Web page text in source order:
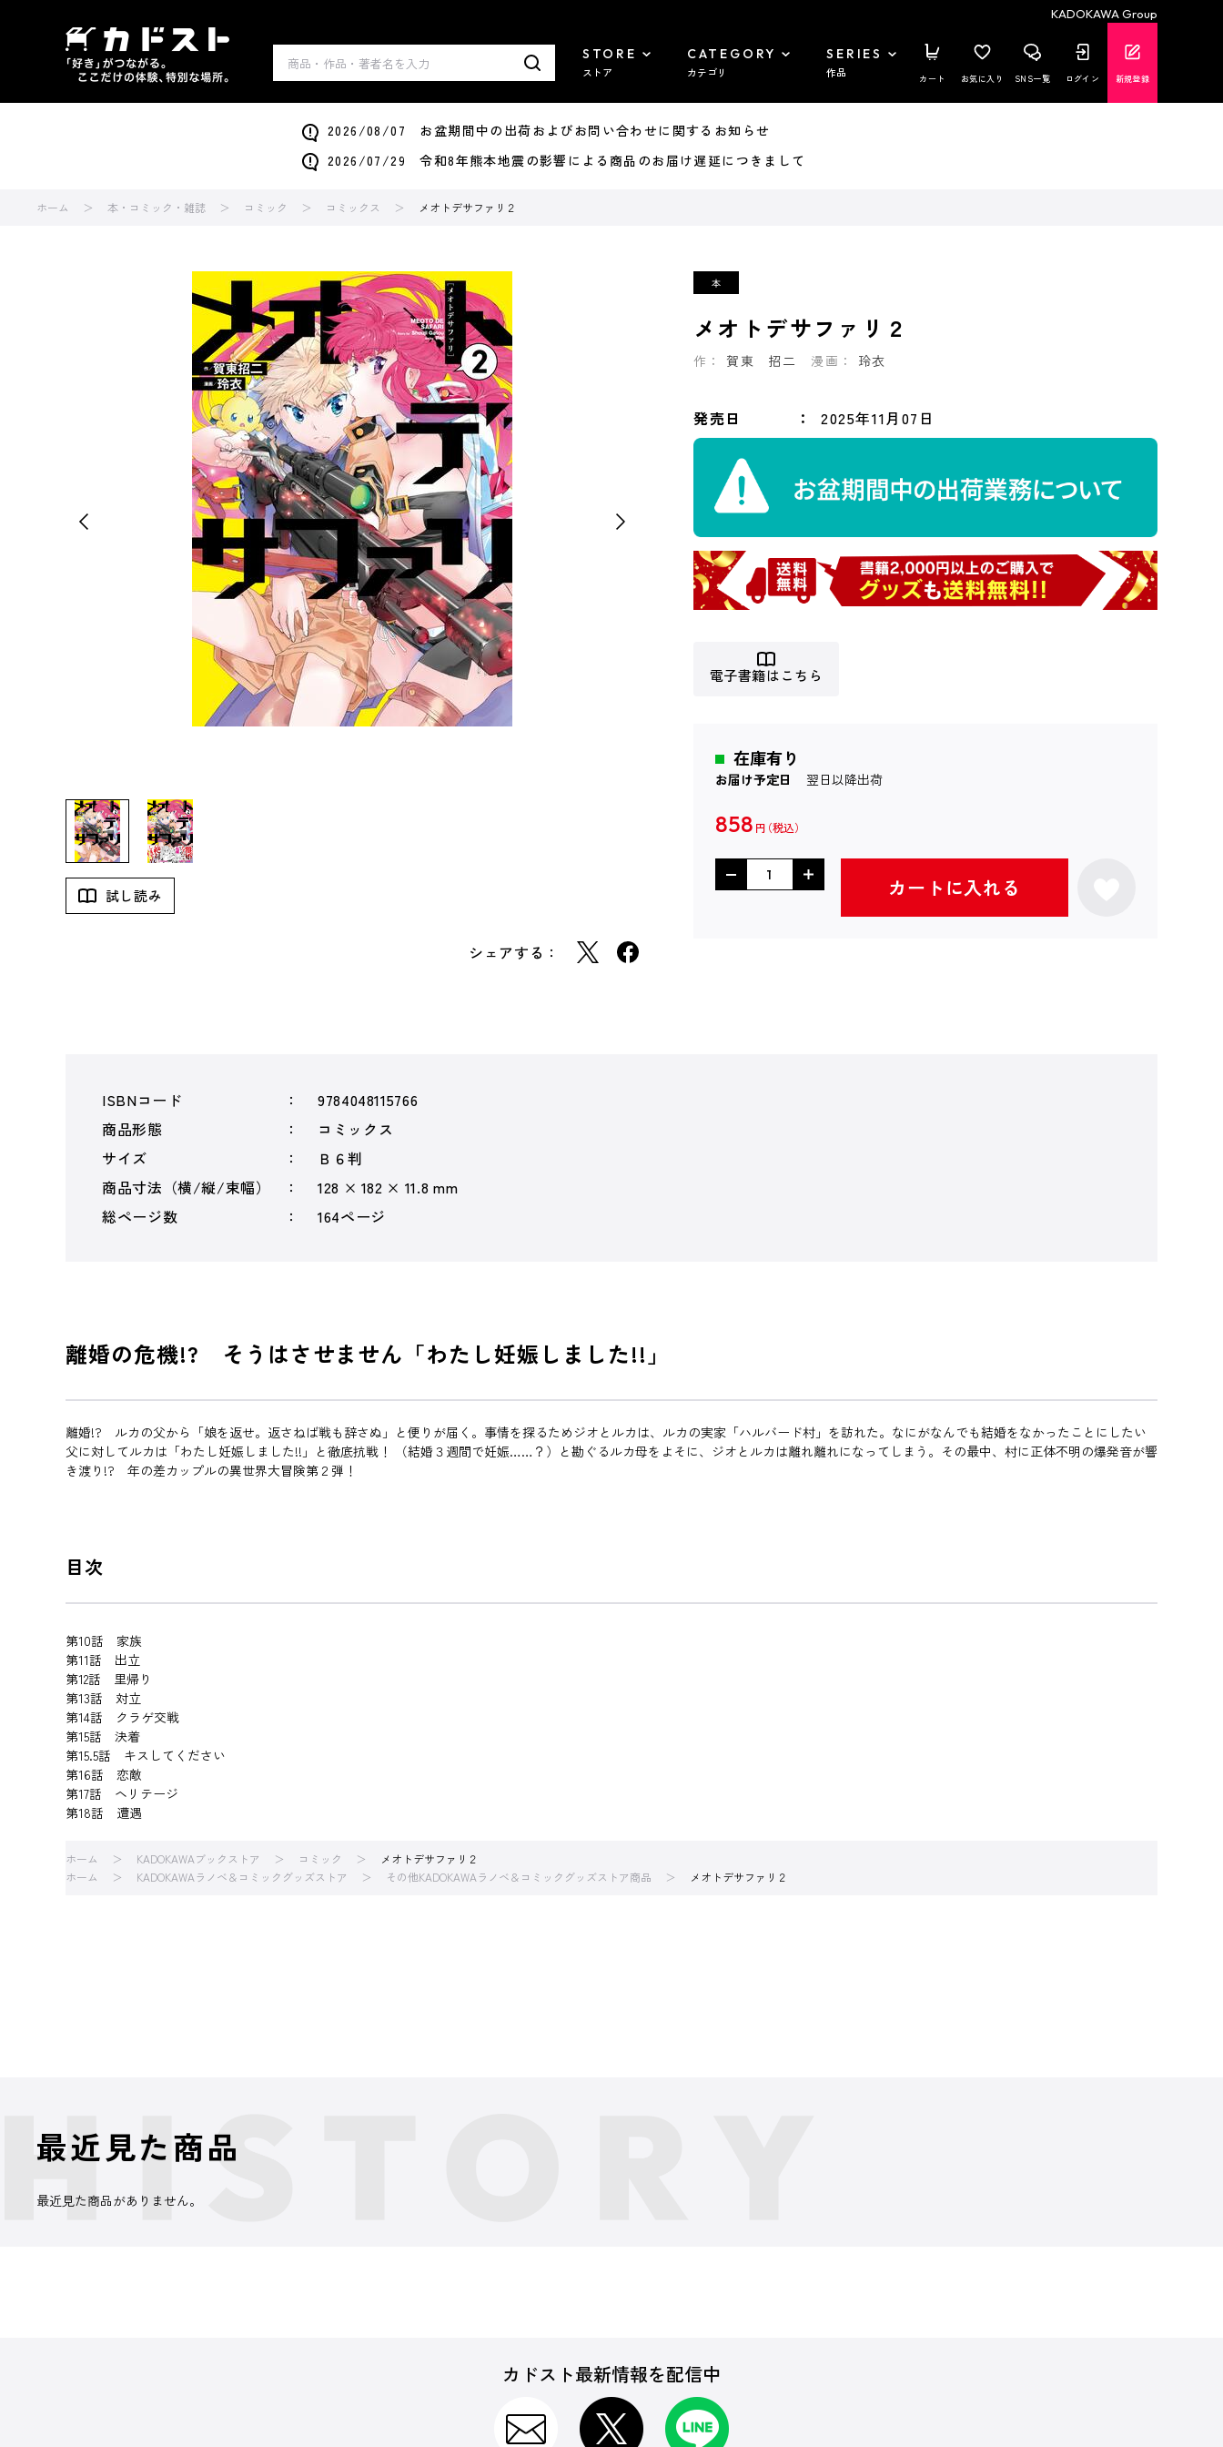
KADOKAWA Group
STORE
ストア
CATEGORY
カテゴリ
SERIES
作品 カート お気に入り SNS一覧 ログイン 新規登録
2026/08/07 お盆期間中の出荷およびお問い合わせに関するお知らせ
2026/07/29 令和8年熊本地震の影響による商品のお届け遅延につきまして
ホーム 本・コミック・雑誌 コミック コミックス メオトデサファリ２
試し読み
シェアする：
メオトデサファリ２
作： 賀東 招二 漫画： 玲衣
発売日 2025年11月07日
電子書籍はこちら
在庫有り
お届け予定日 翌日以降出荷
858 円
カートに入れる
ISBNコード
9784048115766
商品形態
コミックス
サイズ
Ｂ６判
商品寸法（横/縦/束幅）
128 × 182 × 11.8 mm
総ページ数
164ページ
離婚の危機!? そうはさせません「わたし妊娠しました!!」
離婚!? ルカの父から「娘を返せ。返さねば戦も辞さぬ」と便りが届く。事情を探るためジオとルカは、ルカの実家「ハルバード村」を訪れた。なにがなんでも結婚をなかったことにしたい
父に対してルカは「わたし妊娠しました!!」と徹底抗戦！ （結婚３週間で妊娠……？）と勘ぐるルカ母をよそに、ジオとルカは離れ離れになってしまう。その最中、村に正体不明の爆発音が響
き渡り!? 年の差カップルの異世界大冒険第２弾！
目次
第10話 家族
第11話 出立
第12話 里帰り
第13話 対立
第14話 クラゲ交戦
第15話 決着
第15.5話 キスしてください
第16話 恋敵
第17話 ヘリテージ
第18話 遭遇
ホーム KADOKAWAブックストア コミック
メオトデサファリ２
ホーム
KADOKAWAラノベ＆コミックグッズストア その他KADOKAWAラノベ＆コミックグッズストア商品 メオトデサファリ２
最近見た商品
最近見た商品がありません。
カドスト最新情報を配信中